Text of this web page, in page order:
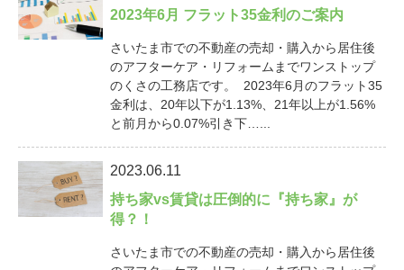
2023年6月 フラット35金利のご案内
さいたま市での不動産の売却・購入から居住後
のアフターケア・リフォームまでワンストップ
のくさの工務店です。 2023年6月のフラット35
金利は、20年以下が1.13%、21年以上が1.56%
と前月から0.07%引き下…...
2023.06.11
持ち家vs賃貸は圧倒的に『持ち家』が
得？！
さいたま市での不動産の売却・購入から居住後